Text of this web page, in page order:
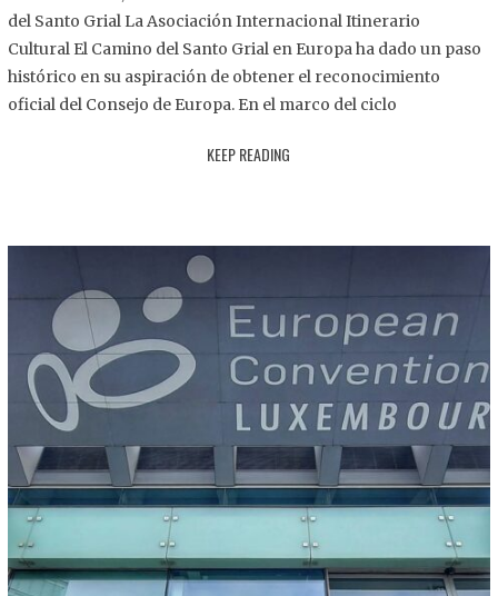
2
2
del Santo Grial La Asociación Internacional Itinerario
Cultural El Camino del Santo Grial en Europa ha dado un paso
histórico en su aspiración de obtener el reconocimiento
oficial del Consejo de Europa. En el marco del ciclo
KEEP READING